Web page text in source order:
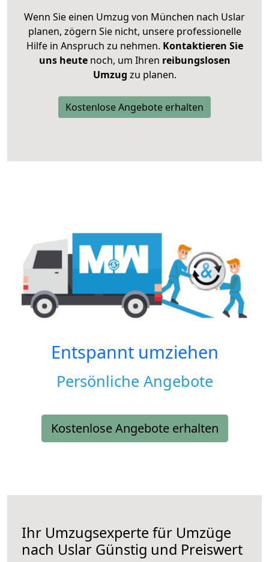
Wenn Sie einen Umzug von München nach Uslar
planen, zögern Sie nicht, unsere professionelle
Hilfe in Anspruch zu nehmen. Kontaktieren Sie
uns heutenoch, um Ihren reibungslosen
Umzug zu planen.
Kostenlose Angebote erhalten
Entspannt umziehen
Persönliche Angebote
Kostenlose Angebote erhalten
Ihr Umzugsexperte für Umzüge
nach Uslar Günstig und Preiswert